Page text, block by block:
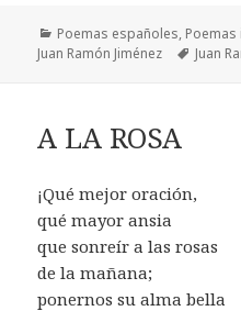
Categorías
Poemas españoles,
Juan Ramón Jiménez
Juan
A LA ROSA
¡Qué mejor oración,
qué mayor ansia
que sonreír a las rosas
de la mañana;
ponernos su alma bella